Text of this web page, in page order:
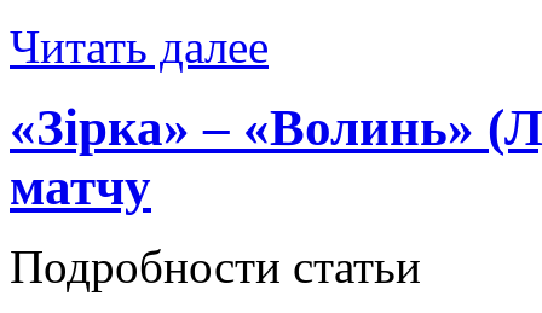
Читать далее
«Зірка» – «Волинь»
матчу
Подробности статьи